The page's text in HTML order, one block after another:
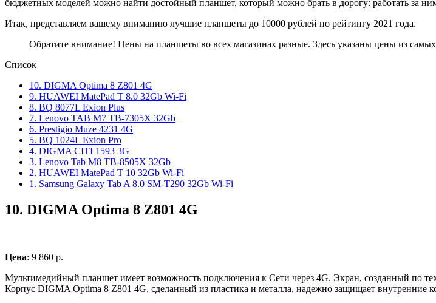
бюджетных моделей можно найти достойный планшет, который можно брать в дорогу: работать за
Итак, представляем вашему вниманию лучшие планшеты до 10000 рублей по рейтингу 2021 года.
Обратите внимание! Цены на планшеты во всех магазинах разные. Здесь указаны цены из
Список
10. DIGMA Optima 8 Z801 4G
9. HUAWEI MatePad T 8.0 32Gb Wi-Fi
8. BQ 8077L Exion Plus
7. Lenovo TAB M7 TB-7305X 32Gb
6. Prestigio Muze 4231 4G
5. BQ 1024L Exion Pro
4. DIGMA CITI 1593 3G
3. Lenovo Tab M8 TB-8505X 32Gb
2. HUAWEI MatePad T 10 32Gb Wi-Fi
1. Samsung Galaxy Tab A 8.0 SM-T290 32Gb Wi-Fi
10. DIGMA Optima 8 Z801 4G
Цена: 9 860 р.
Мультимедийный планшет имеет возможность подключения к Сети через 4G. Экран, созданный по
Корпус DIGMA Optima 8 Z801 4G, сделанный из пластика и металла, надежно защищает внутренние